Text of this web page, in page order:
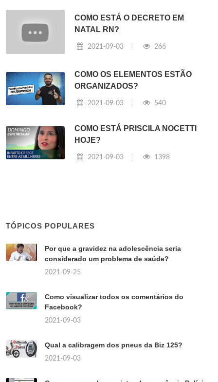
COMO ESTÁ O DECRETO EM
NATAL RN?
2021-09-03 266
COMO OS ELEMENTOS ESTÃO
ORGANIZADOS?
2021-09-03 540
COMO ESTÁ PRISCILA NOCETTI
HOJE?
2021-09-03 1398
TÓPICOS POPULARES
Por que a gravidez na adolescência seria
considerado um problema de saúde?
2021-09-25
Como visualizar todos os comentários do
Facebook?
2021-09-03
Qual a calibragem dos pneus da Biz 125?
2021-09-03